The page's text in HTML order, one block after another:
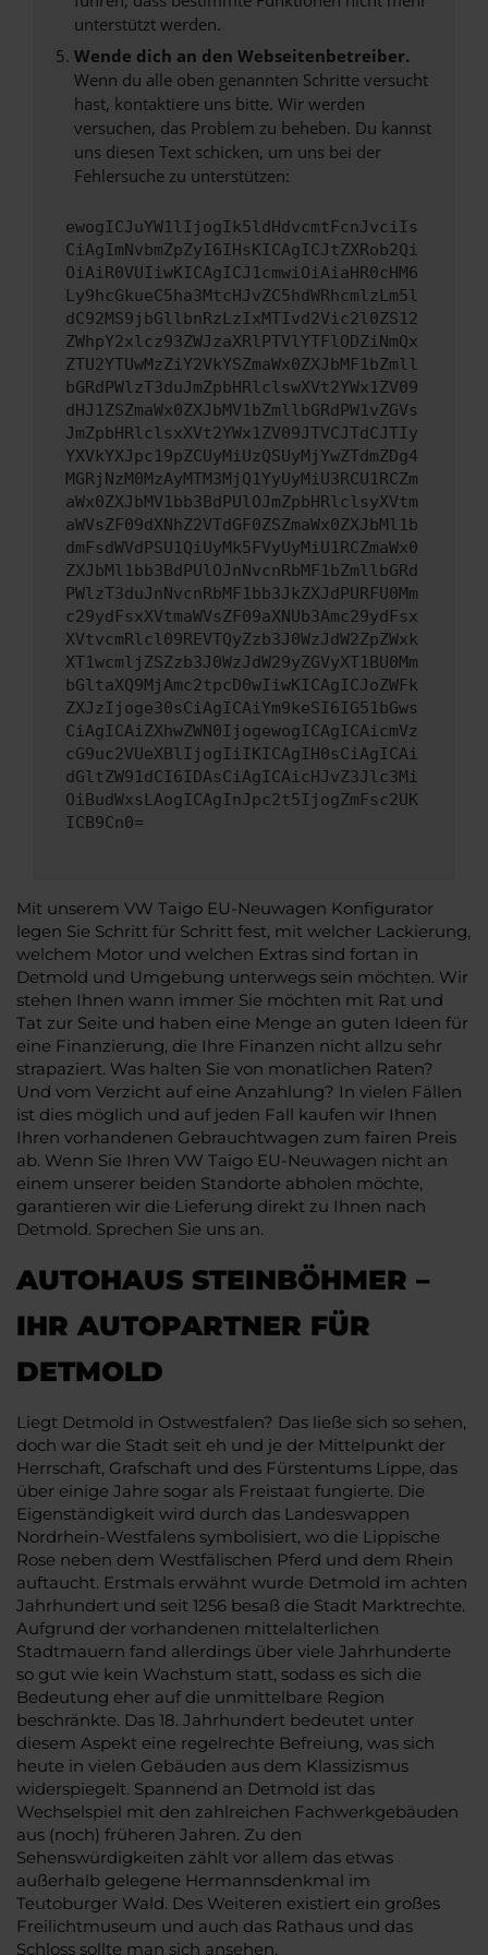
unterstützt werden.
Wende dich an den Webseitenbetreiber.
Wenn du alle oben genannten Schritte versucht
hast, kontaktiere uns bitte. Wir werden
versuchen, das Problem zu beheben. Du kannst
uns diesen Text schicken, um uns bei der
Fehlersuche zu unterstützen:
ewogICJuYW1lIjogIk5ldHdvcmtFcnJvciIs
CiAgImNvbmZpZyI6IHsKICAgICJtZXRob2Qi
OiAiR0VUIiwKICAgICJ1cmwiOiAiaHR0cHM6
Ly9hcGkueC5ha3MtcHJvZC5hdWRhcmlzLm5l
dC92MS9jbGllbnRzLzIxMTIvd2Vic2l0ZS12
ZWhpY2xlcz93ZWJzaXRlPTVlYTFlODZiNmQx
ZTU2YTUwMzZiY2VkYSZmaWx0ZXJbMF1bZmll
bGRdPWlzT3duJmZpbHRlclswXVt2YWx1ZV09
dHJ1ZSZmaWx0ZXJbMV1bZmllbGRdPW1vZGVs
JmZpbHRlclsxXVt2YWx1ZV09JTVCJTdCJTIy
YXVkYXJpc19pZCUyMiUzQSUyMjYwZTdmZDg4
MGRjNzM0MzAyMTM3MjQ1YyUyMiU3RCU1RCZm
aWx0ZXJbMV1bb3BdPUlOJmZpbHRlclsyXVtm
aWVsZF09dXNhZ2VTdGF0ZSZmaWx0ZXJbMl1b
dmFsdWVdPSU1QiUyMk5FVyUyMiU1RCZmaWx0
ZXJbMl1bb3BdPUlOJnNvcnRbMF1bZmllbGRd
PWlzT3duJnNvcnRbMF1bb3JkZXJdPURFU0Mm
c29ydFsxXVtmaWVsZF09aXNUb3Amc29ydFsx
XVtvcmRlcl09REVTQyZzb3J0WzJdW2ZpZWxk
XT1wcmljZSZzb3J0WzJdW29yZGVyXT1BU0Mm
bGltaXQ9MjAmc2tpcD0wIiwKICAgICJoZWFk
ZXJzIjoge30sCiAgICAiYm9keSI6IG51bGws
CiAgICAiZXhwZWN0IjogewogICAgICAicmVz
cG9uc2VUeXBlIjogIiIKICAgIH0sCiAgICAi
dGltZW91dCI6IDAsCiAgICAicHJvZ3Jlc3Mi
OiBudWxsLAogICAgInJpc2t5IjogZmFsc2UK
ICB9Cn0=
Mit unserem VW Taigo EU-Neuwagen Konfigurator
legen Sie Schritt für Schritt fest, mit welcher Lackierung,
welchem Motor und welchen Extras sind fortan in
Detmold und Umgebung unterwegs sein möchten. Wir
stehen Ihnen wann immer Sie möchten mit Rat und
Tat zur Seite und haben eine Menge an guten Ideen für
eine Finanzierung, die Ihre Finanzen nicht allzu sehr
strapaziert. Was halten Sie von monatlichen Raten?
Und vom Verzicht auf eine Anzahlung? In vielen Fällen
ist dies möglich und auf jeden Fall kaufen wir Ihnen
Ihren vorhandenen Gebrauchtwagen zum fairen Preis
ab. Wenn Sie Ihren VW Taigo EU-Neuwagen nicht an
einem unserer beiden Standorte abholen möchte,
garantieren wir die Lieferung direkt zu Ihnen nach
Detmold. Sprechen Sie uns an.
AUTOHAUS STEINBÖHMER –
IHR AUTOPARTNER FÜR
DETMOLD
Liegt Detmold in Ostwestfalen? Das ließe sich so sehen,
doch war die Stadt seit eh und je der Mittelpunkt der
Herrschaft, Grafschaft und des Fürstentums Lippe, das
über einige Jahre sogar als Freistaat fungierte. Die
Eigenständigkeit wird durch das Landeswappen
Nordrhein-Westfalens symbolisiert, wo die Lippische
Rose neben dem Westfälischen Pferd und dem Rhein
auftaucht. Erstmals erwähnt wurde Detmold im achten
Jahrhundert und seit 1256 besaß die Stadt Marktrechte.
Aufgrund der vorhandenen mittelalterlichen
Stadtmauern fand allerdings über viele Jahrhunderte
so gut wie kein Wachstum statt, sodass es sich die
Bedeutung eher auf die unmittelbare Region
beschränkte. Das 18. Jahrhundert bedeutet unter
diesem Aspekt eine regelrechte Befreiung, was sich
heute in vielen Gebäuden aus dem Klassizismus
widerspiegelt. Spannend an Detmold ist das
Wechselspiel mit den zahlreichen Fachwerkgebäuden
aus (noch) früheren Jahren. Zu den
Sehenswürdigkeiten zählt vor allem das etwas
außerhalb gelegene Hermannsdenkmal im
Teutoburger Wald. Des Weiteren existiert ein großes
Freilichtmuseum und auch das Rathaus und das
Schloss sollte man sich ansehen.